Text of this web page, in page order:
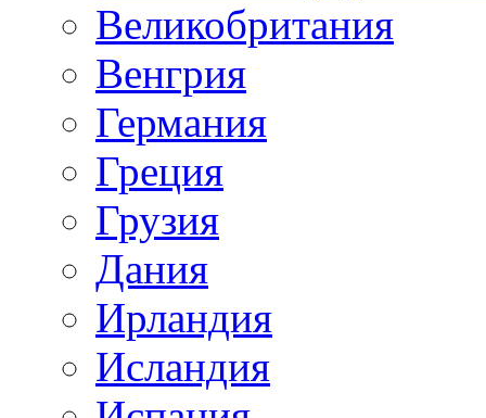
Великобритания
Венгрия
Германия
Греция
Грузия
Дания
Ирландия
Исландия